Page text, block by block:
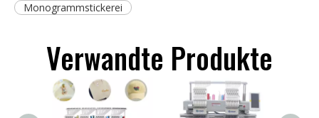
Monogrammstickerei
Verwandte Produkte